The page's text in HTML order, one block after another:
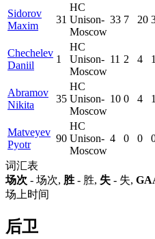
Sidorov
Maxim
31
HC
Unison-
Moscow
33 7 20
Chechelev
Daniil
1
HC
Unison-
Moscow
11 2 4 1
Abramov
Nikita
35
HC
Unison-
Moscow
10 0 4 1
Matveyev
Pyotr
90
HC
Unison-
Moscow
4 0 0
词汇表
场次 - 场次, 胜 - 胜, 失 - 失,
场上时间
后卫